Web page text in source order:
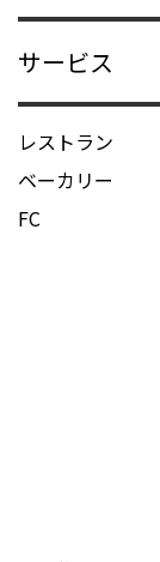
サービス
レストラン
ベーカリー
FC